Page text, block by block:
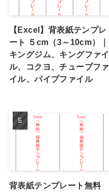
【Excel】背表紙テンプレ
ート ５cm（3～10cm）｜
キングジム、キングファイ
ル、コクヨ、チューブファ
イル、パイプファイル
背表紙テンプレート無料